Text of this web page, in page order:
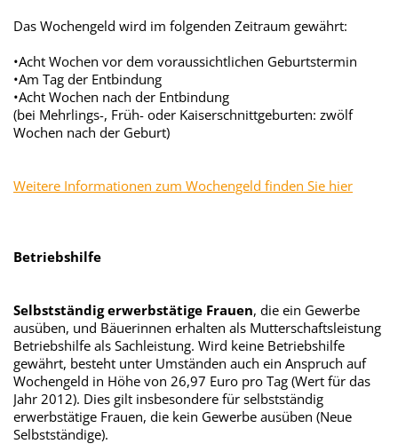
Das Wochengeld wird im folgenden Zeitraum gewährt:
•Acht Wochen vor dem voraussichtlichen Geburtstermin
•Am Tag der Entbindung
•Acht Wochen nach der Entbindung
(bei Mehrlings-, Früh- oder Kaiserschnittgeburten: zwölf
Wochen nach der Geburt)
Weitere Informationen zum Wochengeld finden Sie hier
Betriebshilfe
Selbstständig erwerbstätige Frauen, die ein Gewerbe
ausüben, und Bäuerinnen erhalten als Mutterschaftsleistung
Betriebshilfe als Sachleistung. Wird keine Betriebshilfe
gewährt, besteht unter Umständen auch ein Anspruch auf
Wochengeld in Höhe von 26,97 Euro pro Tag (Wert für das
Jahr 2012). Dies gilt insbesondere für selbstständig
erwerbstätige Frauen, die kein Gewerbe ausüben (Neue
Selbstständige).